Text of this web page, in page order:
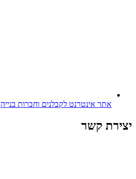
אתר אינטרנט לקבלנים וחברות בנייה
יצירת קשר